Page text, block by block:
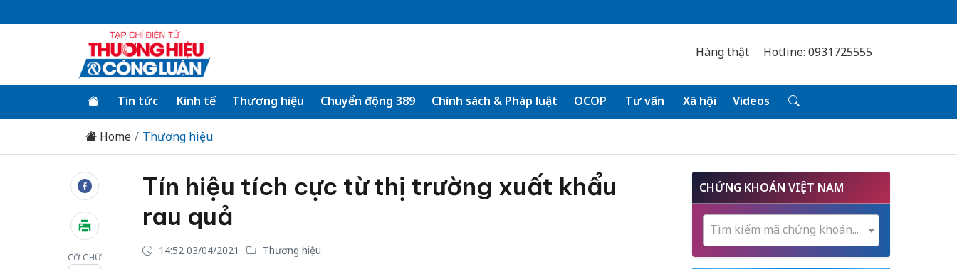
Hàng thật Hotline: 0931725555
Tin tức Kinh tế Thương hiệu Chuyển động 389 Chính sách & Pháp luật OCOP Tư vấn Xã hội Videos
Home Thương hiệu
CỠ CHỮ
Tín hiệu tích cực từ thị trường xuất khẩu
rau quả
14:52 03/04/2021 Thương hiệu
CHỨNG KHOÁN VIỆT NAM
Tìm kiếm mã chứng khoán...